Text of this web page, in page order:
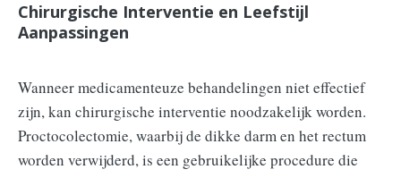
Chirurgische Interventie en Leefstijl
Aanpassingen
Wanneer medicamenteuze behandelingen niet effectief
zijn, kan chirurgische interventie noodzakelijk worden.
Proctocolectomie, waarbij de dikke darm en het rectum
worden verwijderd, is een gebruikelijke procedure die